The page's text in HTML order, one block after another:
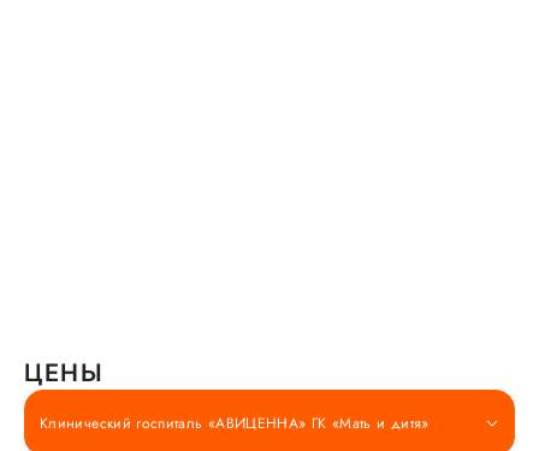
ЦЕНЫ
Клинический госпиталь «АВИЦЕННА» ГК «Мать и дитя»